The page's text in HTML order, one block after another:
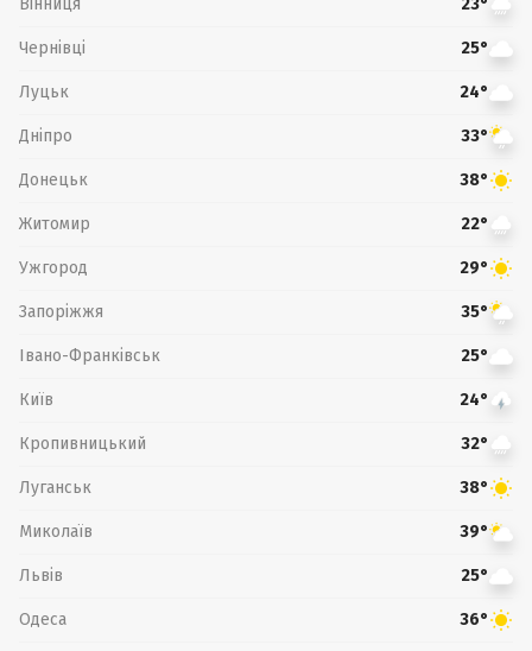
23°
Чернівці 25°
Луцьк 24°
Дніпро 33°
Донецьк 38°
Житомир 22°
Ужгород 29°
Запоріжжя 35°
Івано-Франківськ 25°
Київ 24°
Кропивницький 32°
Луганськ 38°
Миколаїв 39°
Львів 25°
Одеса 36°